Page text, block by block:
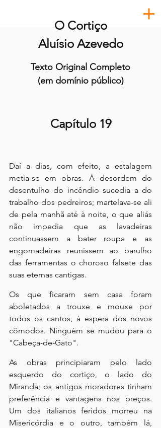
O Cortiço
Aluísio Azevedo
Texto Original Completo
(em domínio público)
Capítulo 19
Daí a dias, com efeito, a estalagem
metia-se em obras. À desordem do
desentulho do incêndio sucedia a do
trabalho dos pedreiros; martelava-se ali
de pela manhã até à noite, o que aliás
não impedia que as lavadeiras
continuassem a bater roupa e as
engomadeiras reunissem ao barulho
das ferramentas o choroso falsete das
suas eternas cantigas.
Os que ficaram sem casa foram
aboletados a trouxe e mouxe por
todos os cantos, à espera dos novos
cômodos. Ninguém se mudou para o
"Cabeça-de-Gato".
As obras principiaram pelo lado
esquerdo do cortiço, o lado do
Miranda; os antigos moradores tinham
preferência e vantagens nos preços.
Um dos italianos feridos morreu na
Misericórdia e o outro, também lá,